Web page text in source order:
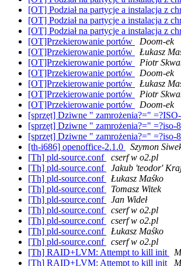
[OT] Podział na partycje a instalacja z
[OT] Podział na partycje a instalacja z
[OT] Podział na partycje a instalacja z
[OT]Przekierowanie portów
Doom-ek
[OT]Przekierowanie portów
Łukasz
[OT]Przekierowanie portów
Piotr
[OT]Przekierowanie portów
Doom-ek
[OT]Przekierowanie portów
Łukasz
[OT]Przekierowanie portów
Piotr
[OT]Przekierowanie portów
Doom-ek
[sprzęt] Dziwne " zamrożenia?="
[sprzęt] Dziwne " zamrożenia?=" =?iso-
[sprzęt] Dziwne " zamrożenia?=" =?iso-
[th-i686] openoffice-2.1.0
Szymon
[Th] pld-source.conf
cserf w o2.pl
[Th] pld-source.conf
Jakub 'teodor'
[Th] pld-source.conf
Łukasz Maśko
[Th] pld-source.conf
Tomasz Witek
[Th] pld-source.conf
Jan Wideł
[Th] pld-source.conf
cserf w o2.pl
[Th] pld-source.conf
cserf w o2.pl
[Th] pld-source.conf
Łukasz Maśko
[Th] pld-source.conf
cserf w o2.pl
[Th] RAID+LVM: Attempt to kill init
[Th] RAID+LVM: Attempt to kill init